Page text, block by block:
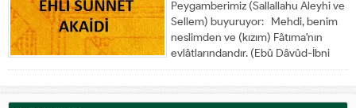
Peygamberimiz (Sallallahu Aleyhi ve
Sellem) buyuruyor: Mehdi, benim
neslimden ve (kızım) Fâtıma'nın
evlâtlarındandır. (Ebû Dâvûd-İbni
Mâce-Hâkim-Taberânî) Her
dönemde yalancı peygamberler ve
yalancı evliyalar ortaya çıktığı gibi